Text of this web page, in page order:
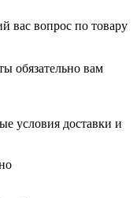
вас вопрос по товару
обязательно вам
условия доставки и